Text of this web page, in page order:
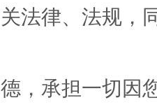
法律、法规，
，承担一切因